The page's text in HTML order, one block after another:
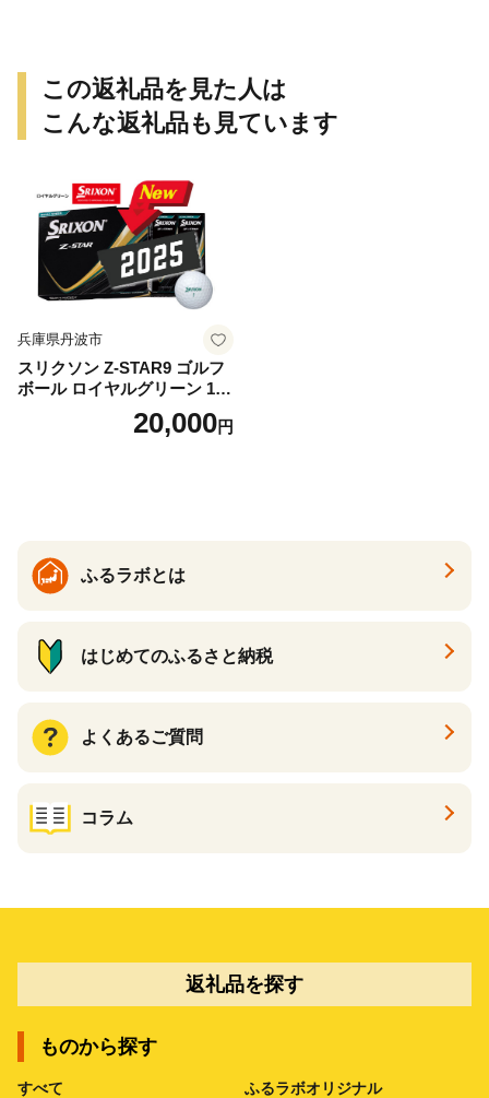
この返礼品を見た人は
こんな返礼品も見ています
兵庫県丹波市
スリクソン Z-STAR9 ゴルフ
ボール ロイヤルグリーン 1ダ
ース 12球 兵庫県丹波市 ふる
20,000円
ふるラボとは
はじめてのふるさと納税
よくあるご質問
コラム
返礼品を探す
ものから探す
すべて ふるラボオリジナル